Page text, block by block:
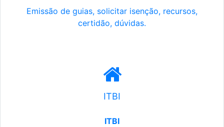
Emissão de guias, solicitar isenção, recursos,
certidão, dúvidas.
ITBI
ITBI